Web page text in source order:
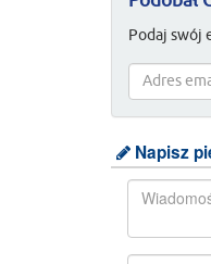
Podaj swój
Napisz